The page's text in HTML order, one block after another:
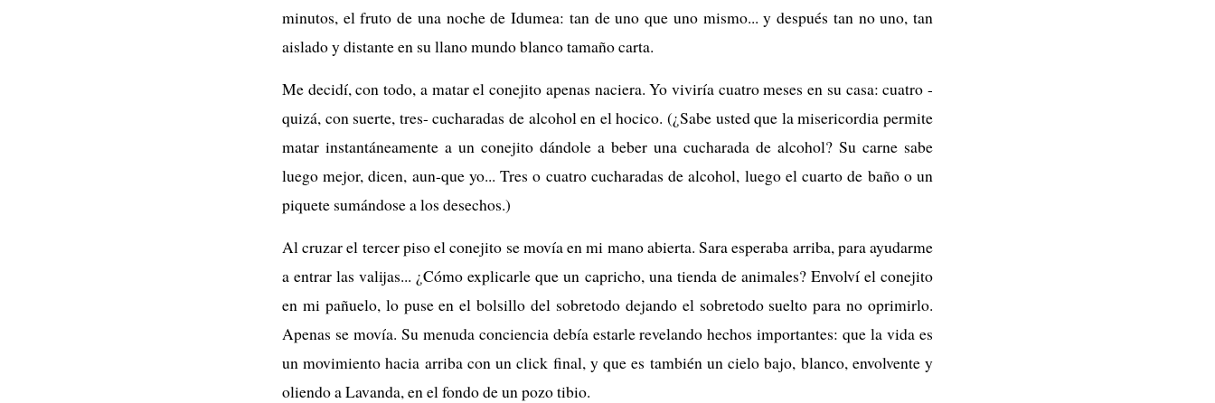
minutos, el fruto de una noche de Idumea: tan de uno que uno mismo... y después tan no uno, tan
aislado y distante en su llano mundo blanco tamaño carta.
Me decidí, con todo, a matar el conejito apenas naciera. Yo viviría cuatro meses en su casa: cuatro -
quizá, con suerte, tres- cucharadas de alcohol en el hocico. (¿Sabe usted que la misericordia permite
matar instantáneamente a un conejito dándole a beber una cucharada de alcohol? Su carne sabe
luego mejor, dicen, aun-que yo... Tres o cuatro cucharadas de alcohol, luego el cuarto de baño o un
piquete sumándose a los desechos.)
Al cruzar el tercer piso el conejito se movía en mi mano abierta. Sara esperaba arriba, para ayudarme
a entrar las valijas... ¿Cómo explicarle que un capricho, una tienda de animales? Envolví el conejito
en mi pañuelo, lo puse en el bolsillo del sobretodo dejando el sobretodo suelto para no oprimirlo.
Apenas se movía. Su menuda conciencia debía estarle revelando hechos importantes: que la vida es
un movimiento hacia arriba con un click final, y que es también un cielo bajo, blanco, envolvente y
oliendo a Lavanda, en el fondo de un pozo tibio.